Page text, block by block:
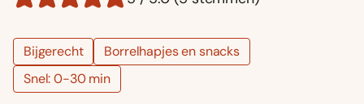
Bijgerecht
Borrelhapjes en snacks
Snel: 0-30 min